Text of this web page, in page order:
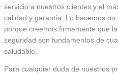
servicio a nuestros clientes y el
calidad y garantía. Lo hacemos
porque creemos firmemente que
seguridad son fundamentos de
saludable.
Para cualquier duda de nuestros